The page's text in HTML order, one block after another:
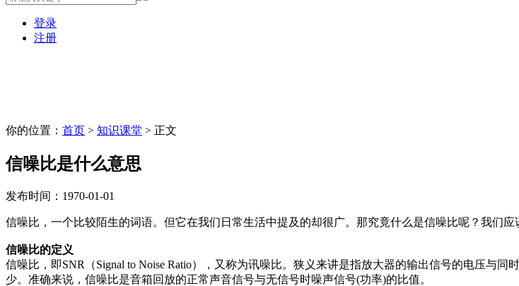
登录
注册
你的位置： 首页 > 知识课堂 > 正文
信噪比是什么意思
发布时间：1970-01-01
信噪比，一个比较陌生的词语。但它在我们日常生活中提及的却很广。那究竟什么是信噪比呢？我们
信噪比的定义
信噪比，即SNR（Signal to Noise Ratio），又称为讯噪比。狭义来讲是指放大器的输出信号的电压与
少。准确来说，信噪比是音箱回放的正常声音信号与无信号时噪声信号(功率)的比值。